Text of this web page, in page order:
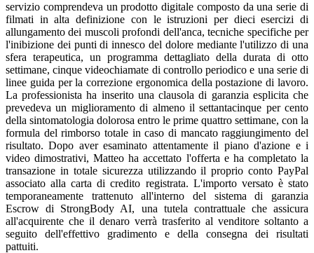
servizio comprendeva un prodotto digitale composto da una serie di
filmati in alta definizione con le istruzioni per dieci esercizi di
allungamento dei muscoli profondi dell'anca, tecniche specifiche per
l'inibizione dei punti di innesco del dolore mediante l'utilizzo di una
sfera terapeutica, un programma dettagliato della durata di otto
settimane, cinque videochiamate di controllo periodico e una serie di
linee guida per la correzione ergonomica della postazione di lavoro.
La professionista ha inserito una clausola di garanzia esplicita che
prevedeva un miglioramento di almeno il settantacinque per cento
della sintomatologia dolorosa entro le prime quattro settimane, con la
formula del rimborso totale in caso di mancato raggiungimento del
risultato. Dopo aver esaminato attentamente il piano d'azione e i
video dimostrativi, Matteo ha accettato l'offerta e ha completato la
transazione in totale sicurezza utilizzando il proprio conto PayPal
associato alla carta di credito registrata. L'importo versato è stato
temporaneamente trattenuto all'interno del sistema di garanzia
Escrow di StrongBody AI, una tutela contrattuale che assicura
all'acquirente che il denaro verrà trasferito al venditore soltanto a
seguito dell'effettivo gradimento e della consegna dei risultati
pattuiti.